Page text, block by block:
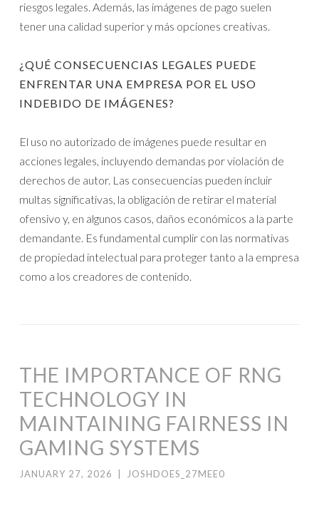
riesgos legales. Además, las imágenes de pago suelen
tener una calidad superior y más opciones creativas.
¿QUÉ CONSECUENCIAS LEGALES PUEDE
ENFRENTAR UNA EMPRESA POR EL USO
INDEBIDO DE IMÁGENES?
El uso no autorizado de imágenes puede resultar en
acciones legales, incluyendo demandas por violación de
derechos de autor. Las consecuencias pueden incluir
multas significativas, la obligación de retirar el material
ofensivo y, en algunos casos, daños económicos a la parte
demandante. Es fundamental cumplir con las normativas
de propiedad intelectual para proteger tanto a la empresa
como a los creadores de contenido.
THE IMPORTANCE OF RNG
TECHNOLOGY IN
MAINTAINING FAIRNESS IN
GAMING SYSTEMS
JANUARY 27, 2026 JOSHDOES_27MEE0